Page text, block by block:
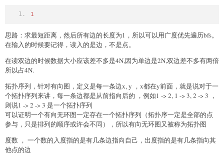
1
思路：求最短距离，然后所有边的长度为1，所以可以用广度优先遍历bfs。
在输入的时候要记得，读入的是边，不是点。
在读双边的时候数据大小应该差不多是4N,因为单边是2N,双边差不多有两倍
所以占4N.
拓扑序列，针对有向图，定义是每一条边x, y ，x都在y前面，就是说对于一
个拓扑序列来讲，每一条边都是从前指向后的 ，例如1 -> 2, 1 -> 3, 2 -> 3 ，
则说1 -> 2 -> 3 是一个拓扑序列
可以证明一个有向无环图一定存在一个拓扑序列（拓扑序一定是全部的点
参与，只是排列的顺序或许会不同），所以有向无环图又被称为拓扑图
度数 ， 一个数的入度指的是有几条边指向自己，出度指的是有几条指向其
他点的边